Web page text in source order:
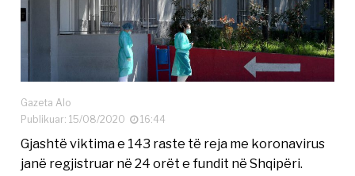
Gazeta Alo
Publikuar: 15/08/2020
16:44
Gjashtë viktima e 143 raste të reja me koronavirus
janë regjistruar në 24 orët e fundit në Shqipëri.